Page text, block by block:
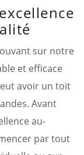
sur notre
et efficace
avoir un toit
Avant
au-
par tout